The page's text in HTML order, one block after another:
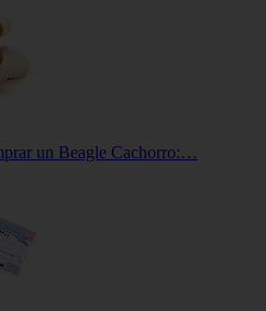
un Beagle Cachorro:…